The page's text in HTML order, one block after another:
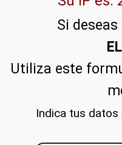
Si
Utiliza este
Indica tus